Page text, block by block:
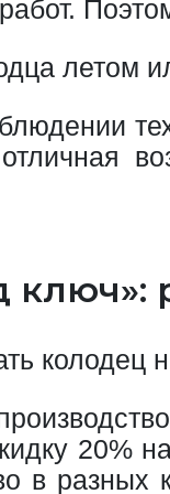
летом
ключ»:
колодец
20%
в